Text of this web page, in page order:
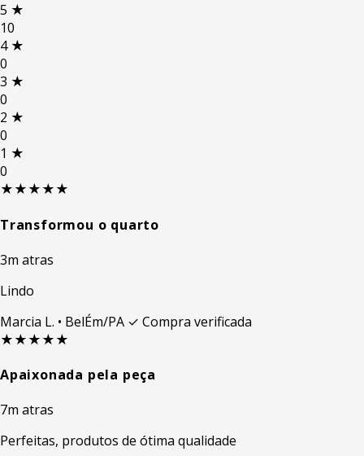
5 ★
10
4 ★
0
3 ★
0
2 ★
0
1 ★
0
★★★★★
Transformou o quarto
3m atras
Lindo
Marcia L. • BelÉm/PA ✓ Compra verificada
★★★★★
Apaixonada pela peça
7m atras
Perfeitas, produtos de ótima qualidade